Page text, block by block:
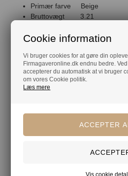
Cookie information
Vi bruger cookies for at gøre din
Firmagaveronline.dk endnu bedre.
accepterer du automatisk at vi bruger
om vores Cookie politik.
Læs mere
Vis cookie
Primær farve Beige
Bruttovægt 3.21
Watt 1600
Din tryghed
Hurtig levering